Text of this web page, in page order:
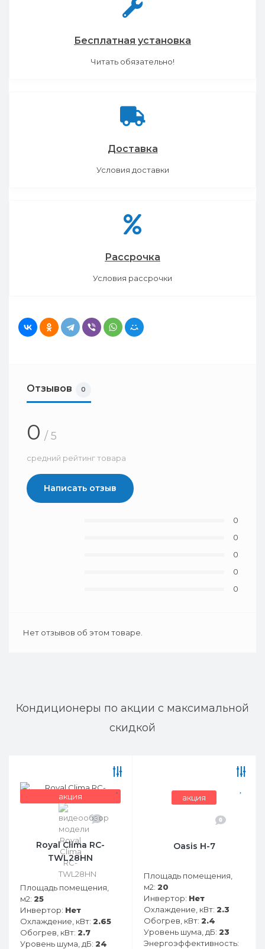
Бесплатная установка
Читать обязательно!
Доставка
Условия доставки
Рассрочка
Условия рассрочки
Отзывов 0
0 / 5
средний рейтинг товара
Написать отзыв
0
0
0
0
0
Нет отзывов об этом товаре.
Кондиционеры по акции с максимальной
скидкой
акция
0
Royal Clima RC-
TWL28HN
Площадь помещения,
м2: 25
Инвертор: Нет
Охлаждение, кВт: 2.65
Обогрев, кВт: 2.7
Уровень шума, дБ: 24
акция
0
Oasis H-7
Площадь помещения,
м2: 20
Инвертор: Нет
Охлаждение, кВт: 2.3
Обогрев, кВт: 2.4
Уровень шума, дБ: 23
Энергоэффективность: